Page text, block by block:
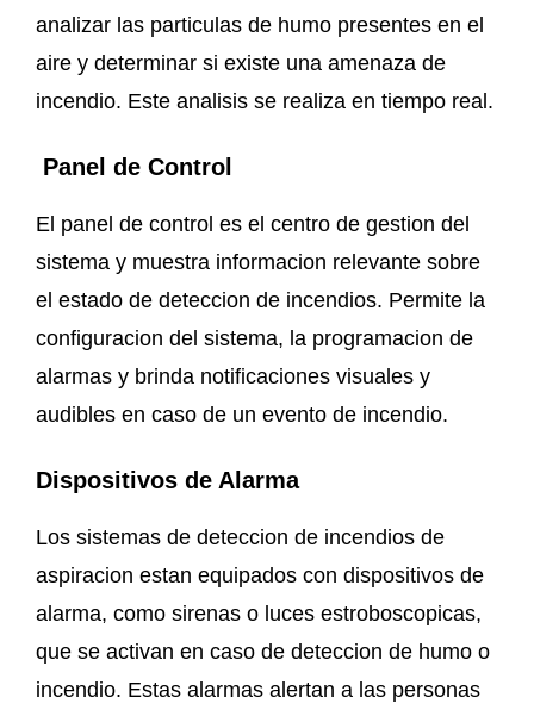
analizar las particulas de humo presentes en el
aire y determinar si existe una amenaza de
incendio. Este analisis se realiza en tiempo real.
Panel de Control
El panel de control es el centro de gestion del
sistema y muestra informacion relevante sobre
el estado de deteccion de incendios. Permite la
configuracion del sistema, la programacion de
alarmas y brinda notificaciones visuales y
audibles en caso de un evento de incendio.
Dispositivos de Alarma
Los sistemas de deteccion de incendios de
aspiracion estan equipados con dispositivos de
alarma, como sirenas o luces estroboscopicas,
que se activan en caso de deteccion de humo o
incendio. Estas alarmas alertan a las personas